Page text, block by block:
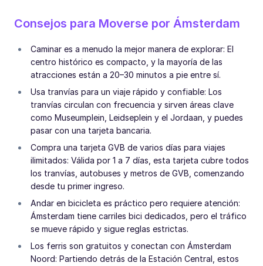
Consejos para Moverse por Ámsterdam
Caminar es a menudo la mejor manera de explorar: El
centro histórico es compacto, y la mayoría de las
atracciones están a 20–30 minutos a pie entre sí.
Usa tranvías para un viaje rápido y confiable: Los
tranvías circulan con frecuencia y sirven áreas clave
como Museumplein, Leidseplein y el Jordaan, y puedes
pasar con una tarjeta bancaria.
Compra una tarjeta GVB de varios días para viajes
ilimitados: Válida por 1 a 7 días, esta tarjeta cubre todos
los tranvías, autobuses y metros de GVB, comenzando
desde tu primer ingreso.
Andar en bicicleta es práctico pero requiere atención:
Ámsterdam tiene carriles bici dedicados, pero el tráfico
se mueve rápido y sigue reglas estrictas.
Los ferris son gratuitos y conectan con Ámsterdam
Noord: Partiendo detrás de la Estación Central, estos